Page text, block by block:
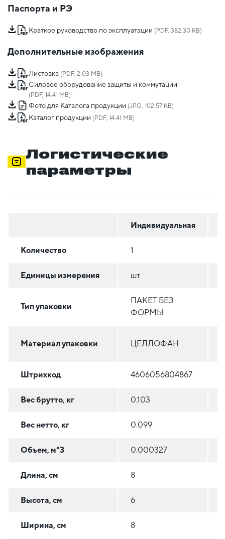
Паспорта и РЭ
Краткое руководство по эксплуатации (PDF, 382.30 KB)
Дополнительные изображения
Листовка (PDF, 2.03 MB)
Силовое оборудование защиты и коммутации
(PDF, 14.41 MB)
Фото для Каталога продукции (JPG, 102.57 KB)
Каталог продукции (PDF, 14.41 MB)
Логистические
параметры
Индивидуальная
Количество 1
Единицы измерения шт
Тип упаковки
ПАКЕТ БЕЗ
ФОРМЫ
Материал упаковки ЦЕЛЛОФАН
Штрихкод 4606056804867
Вес брутто, кг 0.103
Вес нетто, кг 0.099
Объем, м^3 0.000327
Длина, см 8
Высота, см 6
Ширина, см 8